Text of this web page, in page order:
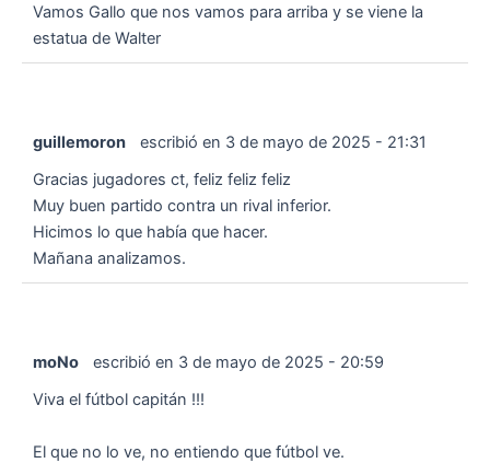
Vamos Gallo que nos vamos para arriba y se viene la
estatua de Walter
guillemoron escribió en 3 de mayo de 2025 - 21:31
Gracias jugadores ct, feliz feliz feliz
Muy buen partido contra un rival inferior.
Hicimos lo que había que hacer.
Mañana analizamos.
moNo escribió en 3 de mayo de 2025 - 20:59
Viva el fútbol capitán !!!
El que no lo ve, no entiendo que fútbol ve.